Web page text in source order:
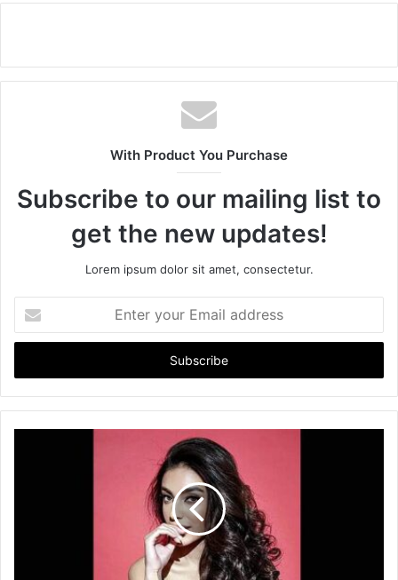
With Product You Purchase
Subscribe to our mailing list to
get the new updates!
Lorem ipsum dolor sit amet, consectetur.
t
r
y